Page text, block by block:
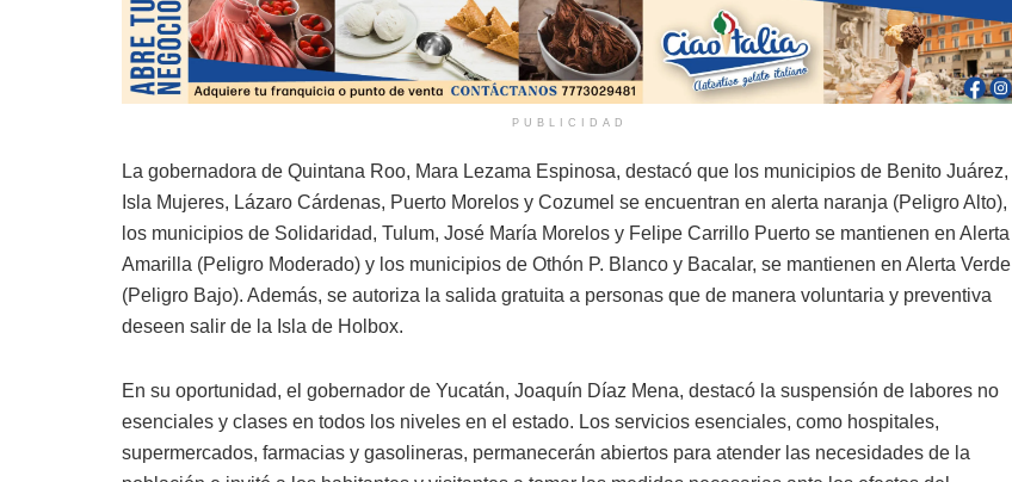
PUBLICIDAD
La gobernadora de Quintana Roo, Mara Lezama Espinosa, destacó que los municipios de Benito Juárez,
Isla Mujeres, Lázaro Cárdenas, Puerto Morelos y Cozumel se encuentran en alerta naranja (Peligro Alto),
los municipios de Solidaridad, Tulum, José María Morelos y Felipe Carrillo Puerto se mantienen en Alerta
Amarilla (Peligro Moderado) y los municipios de Othón P. Blanco y Bacalar, se mantienen en Alerta Verde
(Peligro Bajo). Además, se autoriza la salida gratuita a personas que de manera voluntaria y preventiva
deseen salir de la Isla de Holbox.
En su oportunidad, el gobernador de Yucatán, Joaquín Díaz Mena, destacó la suspensión de labores no
esenciales y clases en todos los niveles en el estado. Los servicios esenciales, como hospitales,
supermercados, farmacias y gasolineras, permanecerán abiertos para atender las necesidades de la